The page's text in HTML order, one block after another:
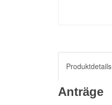
Produktdetails
Anträge